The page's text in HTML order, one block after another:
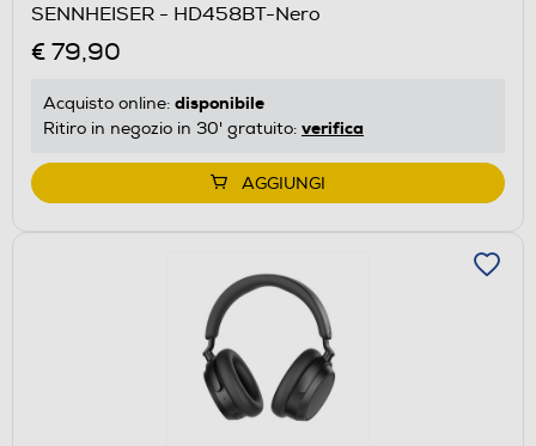
SENNHEISER - HD458BT-Nero
€ 79,90
Acquisto online: disponibile
Ritiro in negozio in 30' gratuito: verifica
AGGIUNGI